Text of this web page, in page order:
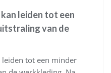
leiden tot een
van de
leiden tot een minder